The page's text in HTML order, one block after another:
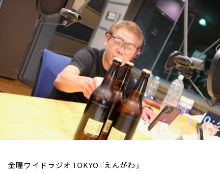
YouTube
会社情報
金曜ワイドラジオTOKYO『えんがわ』